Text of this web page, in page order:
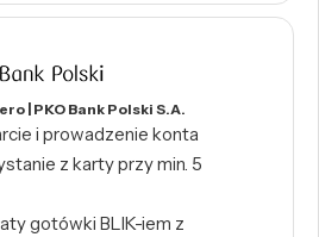
| PKO Bank Polski S.A.
i prowadzenie konta
z karty przy min. 5
gotówki BLIK-iem z